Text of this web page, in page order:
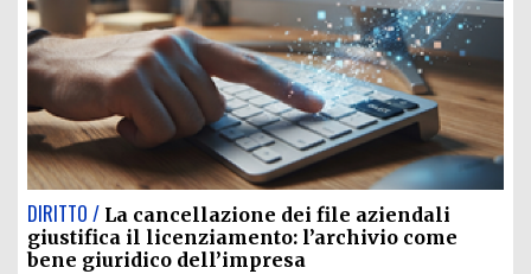
DIRITTO / La cancellazione dei file aziendali
giustifica il licenziamento: l’archivio come
bene giuridico dell’impresa